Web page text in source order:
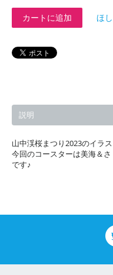
カートに追加 ほ
説明
山中渓桜まつり2023のイラ
今回のコースターは美海＆
です♪